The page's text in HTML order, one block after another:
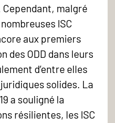
malgré
ISC
aux premiers
des ODD dans leurs
d’entre elles
solides. La
a souligné la
résilientes, les ISC